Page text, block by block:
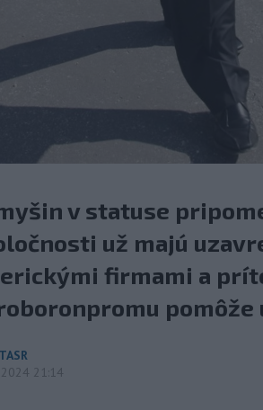
v statuse
už majú
firmami a
TASR
21:14